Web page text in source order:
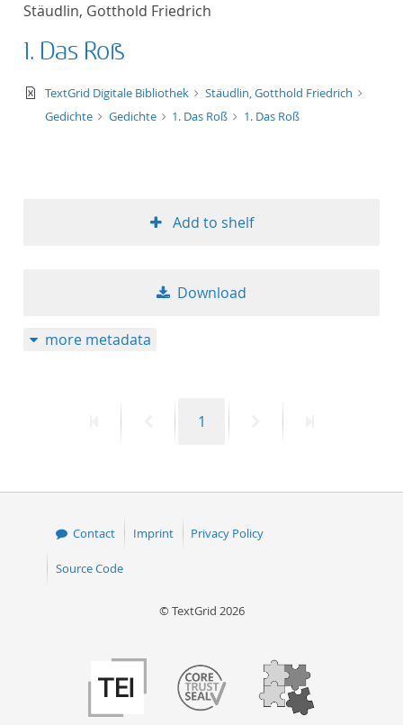
Stäudlin, Gotthold Friedrich
1. Das Roß
text/xml
TextGrid Digitale Bibliothek
Stäudlin, Gotthold Friedrich
Gedichte
Gedichte 1. Das Roß 1. Das Roß
Add to shelf
Download
more metadata
PreviousPage
1
Contact Imprint Privacy Policy
Source Code
© TextGrid 2026